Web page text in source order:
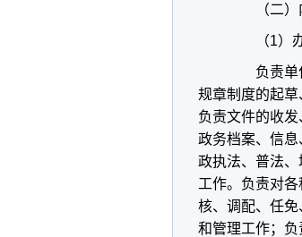
（二）
（1）办
负责单位
规章制度的起草
负责文件的收
政务档案、信
政执法、普法
工作。负责对
核、调配、任
和管理工作；负